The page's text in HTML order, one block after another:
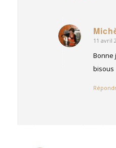
dit
11 avril
Bonne
bisous